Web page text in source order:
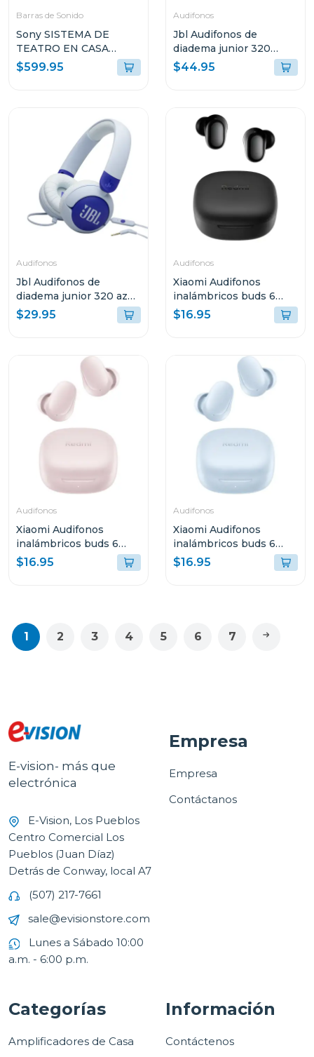
Barras de Sonido
Sony SISTEMA DE
TEATRO EN CASA
BRAVIA THEATRE
SYSTEM 6 CON 5.1
$599.95
Audifonos
Jbl Audifonos de
diadema junior 320
inalámbricos bt verde
grnam
$44.95
Audifonos
Jbl Audifonos de
diadema junior 320 azul
bluam
$29.95
Audifonos
Xiaomi Audifonos
inalámbricos buds 6
play negro 2420e1n
$16.95
Audifonos
Xiaomi Audifonos
inalámbricos buds 6
play rosa 2420e1r
$16.95
Audifonos
Xiaomi Audifonos
inalámbricos buds 6
play negro azul 2420e1a
$16.95
1 2 3 4 5 6 7
E-vision- más que
electrónica
E-Vision, Los Pueblos
Centro Comercial Los
Pueblos (Juan Díaz)
Detrás de Conway, local A7
(507) 217-7661
sale@evisionstore.com
Lunes a Sábado 10:00
a.m. - 6:00 p.m.
Empresa
Empresa
Contáctanos
Categorías
Amplificadores de Casa
Información
Contáctenos